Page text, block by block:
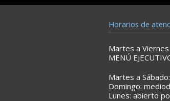
Horarios de
Martes a
MENÚ
Martes a
Domingo:
Lunes: abierto